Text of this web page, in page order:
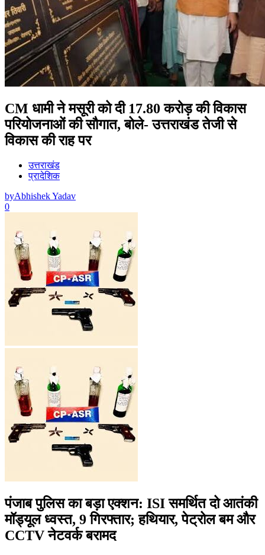
CM धामी ने मसूरी को दी 17.80 करोड़ की विकास
परियोजनाओं की सौगात, बोले- उत्तराखंड तेजी से
विकास की राह पर
उत्तराखंड
प्रादेशिक
byAbhishek Yadav
0
पंजाब पुलिस का बड़ा एक्शन: ISI समर्थित दो आतंकी
मॉड्यूल ध्वस्त, 9 गिरफ्तार; हथियार, पेट्रोल बम और
CCTV नेटवर्क बरामद